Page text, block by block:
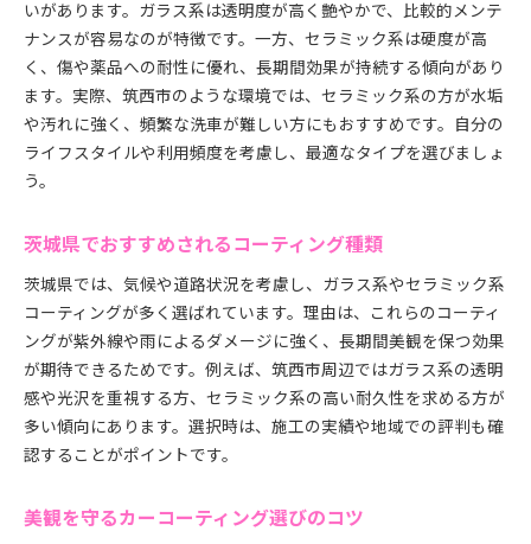
いがあります。ガラス系は透明度が高く艶やかで、比較的メンテ
ナンスが容易なのが特徴です。一方、セラミック系は硬度が高
く、傷や薬品への耐性に優れ、長期間効果が持続する傾向があり
ます。実際、筑西市のような環境では、セラミック系の方が水垢
や汚れに強く、頻繁な洗車が難しい方にもおすすめです。自分の
ライフスタイルや利用頻度を考慮し、最適なタイプを選びましょ
う。
茨城県でおすすめされるコーティング種類
茨城県では、気候や道路状況を考慮し、ガラス系やセラミック系
コーティングが多く選ばれています。理由は、これらのコーティ
ングが紫外線や雨によるダメージに強く、長期間美観を保つ効果
が期待できるためです。例えば、筑西市周辺ではガラス系の透明
感や光沢を重視する方、セラミック系の高い耐久性を求める方が
多い傾向にあります。選択時は、施工の実績や地域での評判も確
認することがポイントです。
美観を守るカーコーティング選びのコツ